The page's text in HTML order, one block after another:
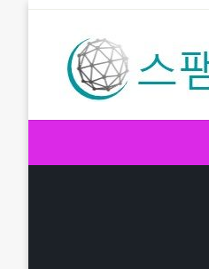
스팸 뉴스